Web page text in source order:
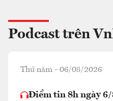
Podcast trên
Thứ năm - 06/08/2026
Điểm tin 8h ngày